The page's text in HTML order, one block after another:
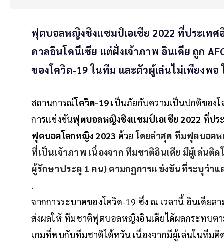
ฟุตบอลหญิงชิงแชมป์เอเชีย 2022 ที่ประเทศ
ดวลอินโดนีเซีย แต่ฝั่งเจ้าภาพ อินเดีย ถูก
ของโควิด-19 ในทีม และตัวผู้เล่นไม่เพียงพอ
สถานการณ์โควิด-19 เป็นภัยกับความเป็นปกติของ
การแข่งขันฟุตบอลหญิงชิงแชมป์เอเชีย 2022 ที่ปร
ฟุตบอลโลกหญิง 2023 ด้วยโดยล่าสุด ทีมฟุตบอล
ที่เป็นเจ้าภาพ เนื่องจาก ทีมชาติอินเดีย มีผู้เล่นติ
ผู้รักษาประตู 1 คน) ตามกฏการแข่งขันที่ระบุว่า
.
จากการระบาดของโควิด-19 ซึ่ง ณ เวลานี้ อินเดียล
ส่งผลให้ ทีมชาติฟุตบอลหญิงอินเดียได้ผลกระทบตา
เกมที่พบกับทีมชาติไต้หวัน เนื่องจากมีผู้เล่นในทีมติ